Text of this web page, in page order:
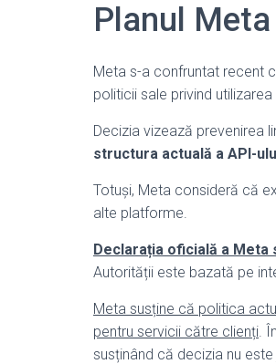
Planul
Meta s-a confruntat recent
politicii sale privind
Decizia vizează prevenirea
structura actuală a API-
Totuși, Meta consideră că
alte platforme.
Declarația oficială a Meta
Autorității este bazată pe
Meta susține că politica
pentru servicii către clienți.
susținând că decizia nu